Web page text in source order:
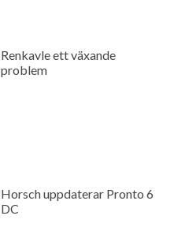
Renkavle ett växande
problem
Horsch uppdaterar Pronto 6
DC